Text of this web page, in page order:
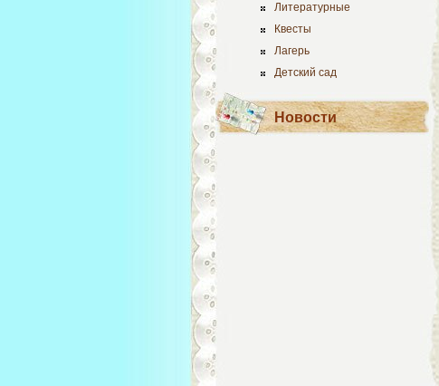
Литературные
Квесты
Лагерь
Детский сад
Новости